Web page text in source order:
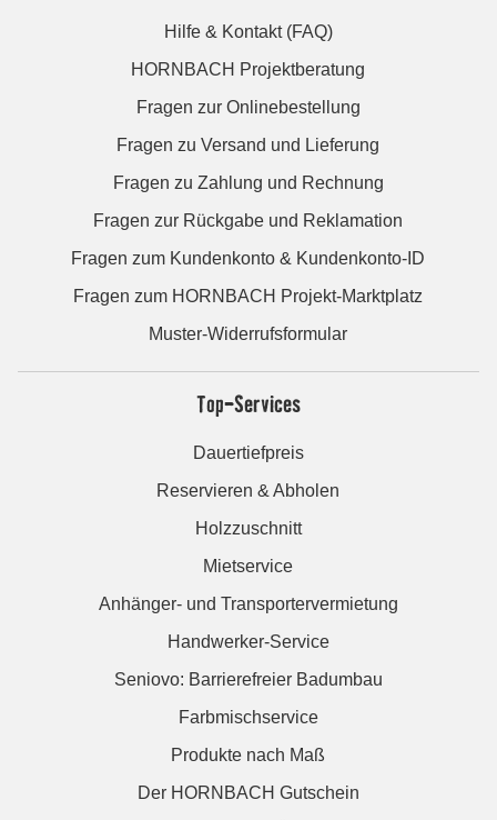
Hilfe & Kontakt (FAQ)
HORNBACH Projektberatung
Fragen zur Onlinebestellung
Fragen zu Versand und Lieferung
Fragen zu Zahlung und Rechnung
Fragen zur Rückgabe und Reklamation
Fragen zum Kundenkonto & Kundenkonto-ID
Fragen zum HORNBACH Projekt-Marktplatz
Muster-Widerrufsformular
Top-Services
Dauertiefpreis
Reservieren & Abholen
Holzzuschnitt
Mietservice
Anhänger- und Transportervermietung
Handwerker-Service
Seniovo: Barrierefreier Badumbau
Farbmischservice
Produkte nach Maß
Der HORNBACH Gutschein